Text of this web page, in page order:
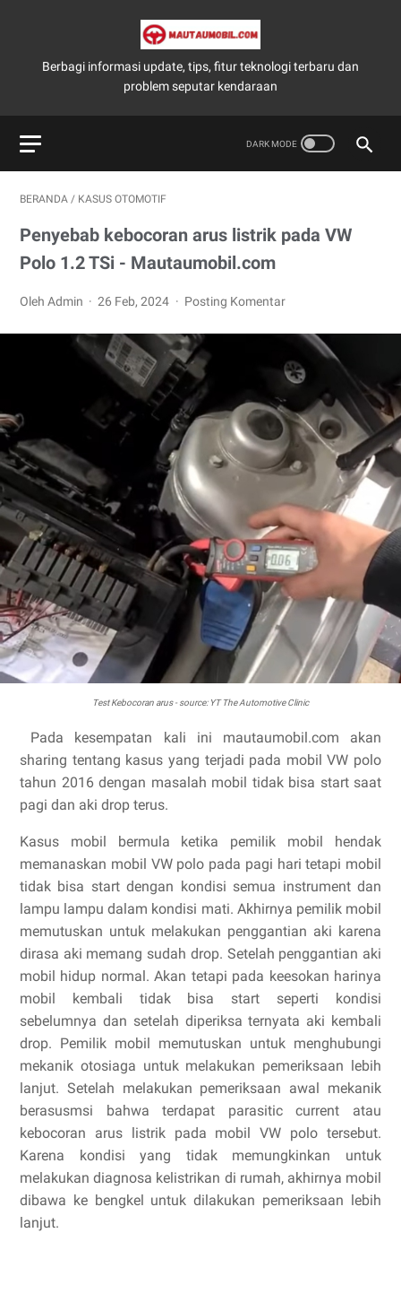
Berbagi informasi update, tips, fitur teknologi terbaru dan
problem seputar kendaraan
BERANDA / KASUS OTOMOTIF
Penyebab kebocoran arus listrik pada VW
Polo 1.2 TSi - Mautaumobil.com
Oleh Admin 26 Feb, 2024 Posting Komentar
Test Kebocoran arus - source: YT The Automotive Clinic
Pada kesempatan kali ini mautaumobil.com akan
sharing tentang kasus yang terjadi pada mobil VW polo
tahun 2016 dengan masalah mobil tidak bisa start saat
pagi dan aki drop terus.
Kasus mobil bermula ketika pemilik mobil hendak
memanaskan mobil VW polo pada pagi hari tetapi mobil
tidak bisa start dengan kondisi semua instrument dan
lampu lampu dalam kondisi mati. Akhirnya pemilik mobil
memutuskan untuk melakukan penggantian aki karena
dirasa aki memang sudah drop. Setelah penggantian aki
mobil hidup normal. Akan tetapi pada keesokan harinya
mobil kembali tidak bisa start seperti kondisi
sebelumnya dan setelah diperiksa ternyata aki kembali
drop. Pemilik mobil memutuskan untuk menghubungi
mekanik otosiaga untuk melakukan pemeriksaan lebih
lanjut. Setelah melakukan pemeriksaan awal mekanik
berasusmsi bahwa terdapat parasitic current atau
kebocoran arus listrik pada mobil VW polo tersebut.
Karena kondisi yang tidak memungkinkan untuk
melakukan diagnosa kelistrikan di rumah, akhirnya mobil
dibawa ke bengkel untuk dilakukan pemeriksaan lebih
lanjut.